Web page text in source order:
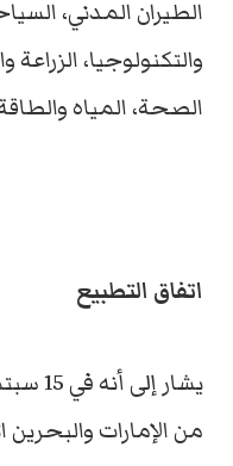
الطيران المدني،
والتكنولوجيا، الزراعة
الصحة، المياه
اتفاق التطبيع
يشار
من الإمارات